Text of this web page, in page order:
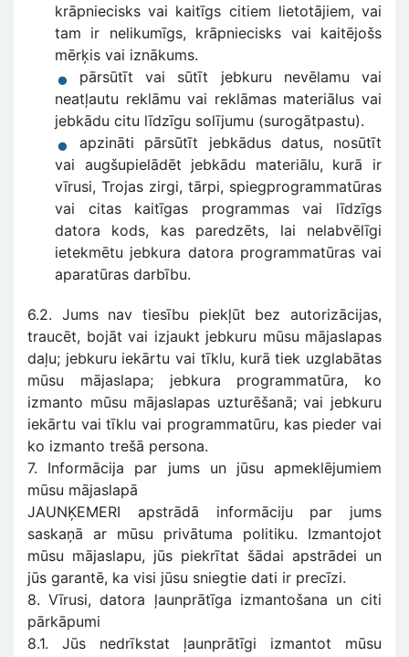
krāpniecisks vai kaitīgs citiem lietotājiem, vai
tam ir nelikumīgs, krāpniecisks vai kaitējošs
mērķis vai iznākums.
pārsūtīt vai sūtīt jebkuru nevēlamu vai
neatļautu reklāmu vai reklāmas materiālus vai
jebkādu citu līdzīgu solījumu (surogātpastu).
apzināti pārsūtīt jebkādus datus, nosūtīt
vai augšupielādēt jebkādu materiālu, kurā ir
vīrusi, Trojas zirgi, tārpi, spiegprogrammatūras
vai citas kaitīgas programmas vai līdzīgs
datora kods, kas paredzēts, lai nelabvēlīgi
ietekmētu jebkura datora programmatūras vai
aparatūras darbību.
6.2. Jums nav tiesību piekļūt bez autorizācijas,
traucēt, bojāt vai izjaukt jebkuru mūsu mājaslapas
daļu; jebkuru iekārtu vai tīklu, kurā tiek uzglabātas
mūsu mājaslapa; jebkura programmatūra, ko
izmanto mūsu mājaslapas uzturēšanā; vai jebkuru
iekārtu vai tīklu vai programmatūru, kas pieder vai
ko izmanto trešā persona.
7. Informācija par jums un jūsu apmeklējumiem
mūsu mājaslapā
JAUNĶEMERI apstrādā informāciju par jums
saskaņā ar mūsu privātuma politiku. Izmantojot
mūsu mājaslapu, jūs piekrītat šādai apstrādei un
jūs garantē, ka visi jūsu sniegtie dati ir precīzi.
8. Vīrusi, datora ļaunprātīga izmantošana un citi
pārkāpumi
8.1. Jūs nedrīkstat ļaunprātīgi izmantot mūsu